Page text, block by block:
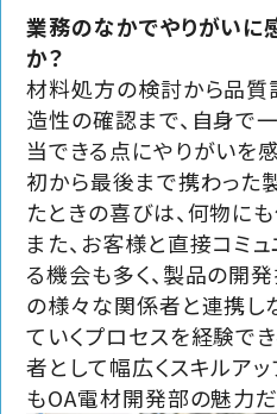
業務のなかでやりがいに
か？
材料処方の検討から品質
造性の確認まで、自身で
当できる点にやりがいを
初から最後まで携わった
たときの喜びは、何物に
また、お客様と直接コミ
る機会も多く、製品の開
の様々な関係者と連携し
ていくプロセスを経験で
者として幅広くスキルア
もOA電材開発部の魅力だ